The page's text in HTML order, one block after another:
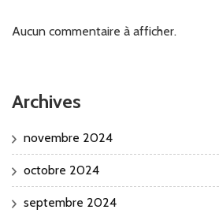
Aucun commentaire à afficher.
Archives
novembre 2024
octobre 2024
septembre 2024